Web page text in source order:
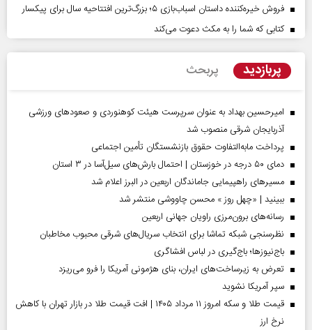
فروش خیره‌کننده داستان اسباب‌بازی ۵؛ بزرگ‌ترین افتتاحیه سال برای پیکسار
کتابی که شما را به مکث دعوت می‌کند
پربازدید پربحث
امیرحسین بهداد به عنوان سرپرست هیئت کوهنوردی و صعودهای ورزشی
آذربایجان شرقی منصوب شد
پرداخت مابه‌التفاوت حقوق بازنشستگان تأمین اجتماعی
دمای ۵۰ درجه در خوزستان | احتمال بارش‌های سیل‌آسا در ۳ استان
مسیر‌های راهپیمایی جاماندگان اربعین در البرز اعلام شد
ببینید | «چهل روز » محسن چاووشی منتشر شد
رسانه‌های برون‌مرزی راویان جهانی اربعین
نظرسنجی شبکه تماشا برای انتخاب سریال‌های شرقی محبوب مخاطبان
باج‌نیوزها؛ باج‌گیری در لباس افشاگری
تعرض به زیرساخت‌های ایران، بنای هژمونی آمریکا را فرو می‌ریزد
سپر آمریکا نشوید
قیمت طلا و سکه امروز ۱۱ مرداد ۱۴۰۵ | افت قیمت طلا در بازار تهران با کاهش
نرخ ارز